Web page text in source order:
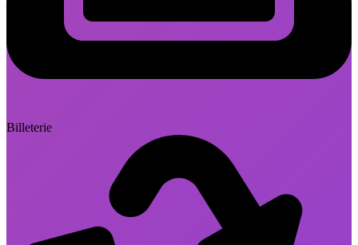
Billeterie